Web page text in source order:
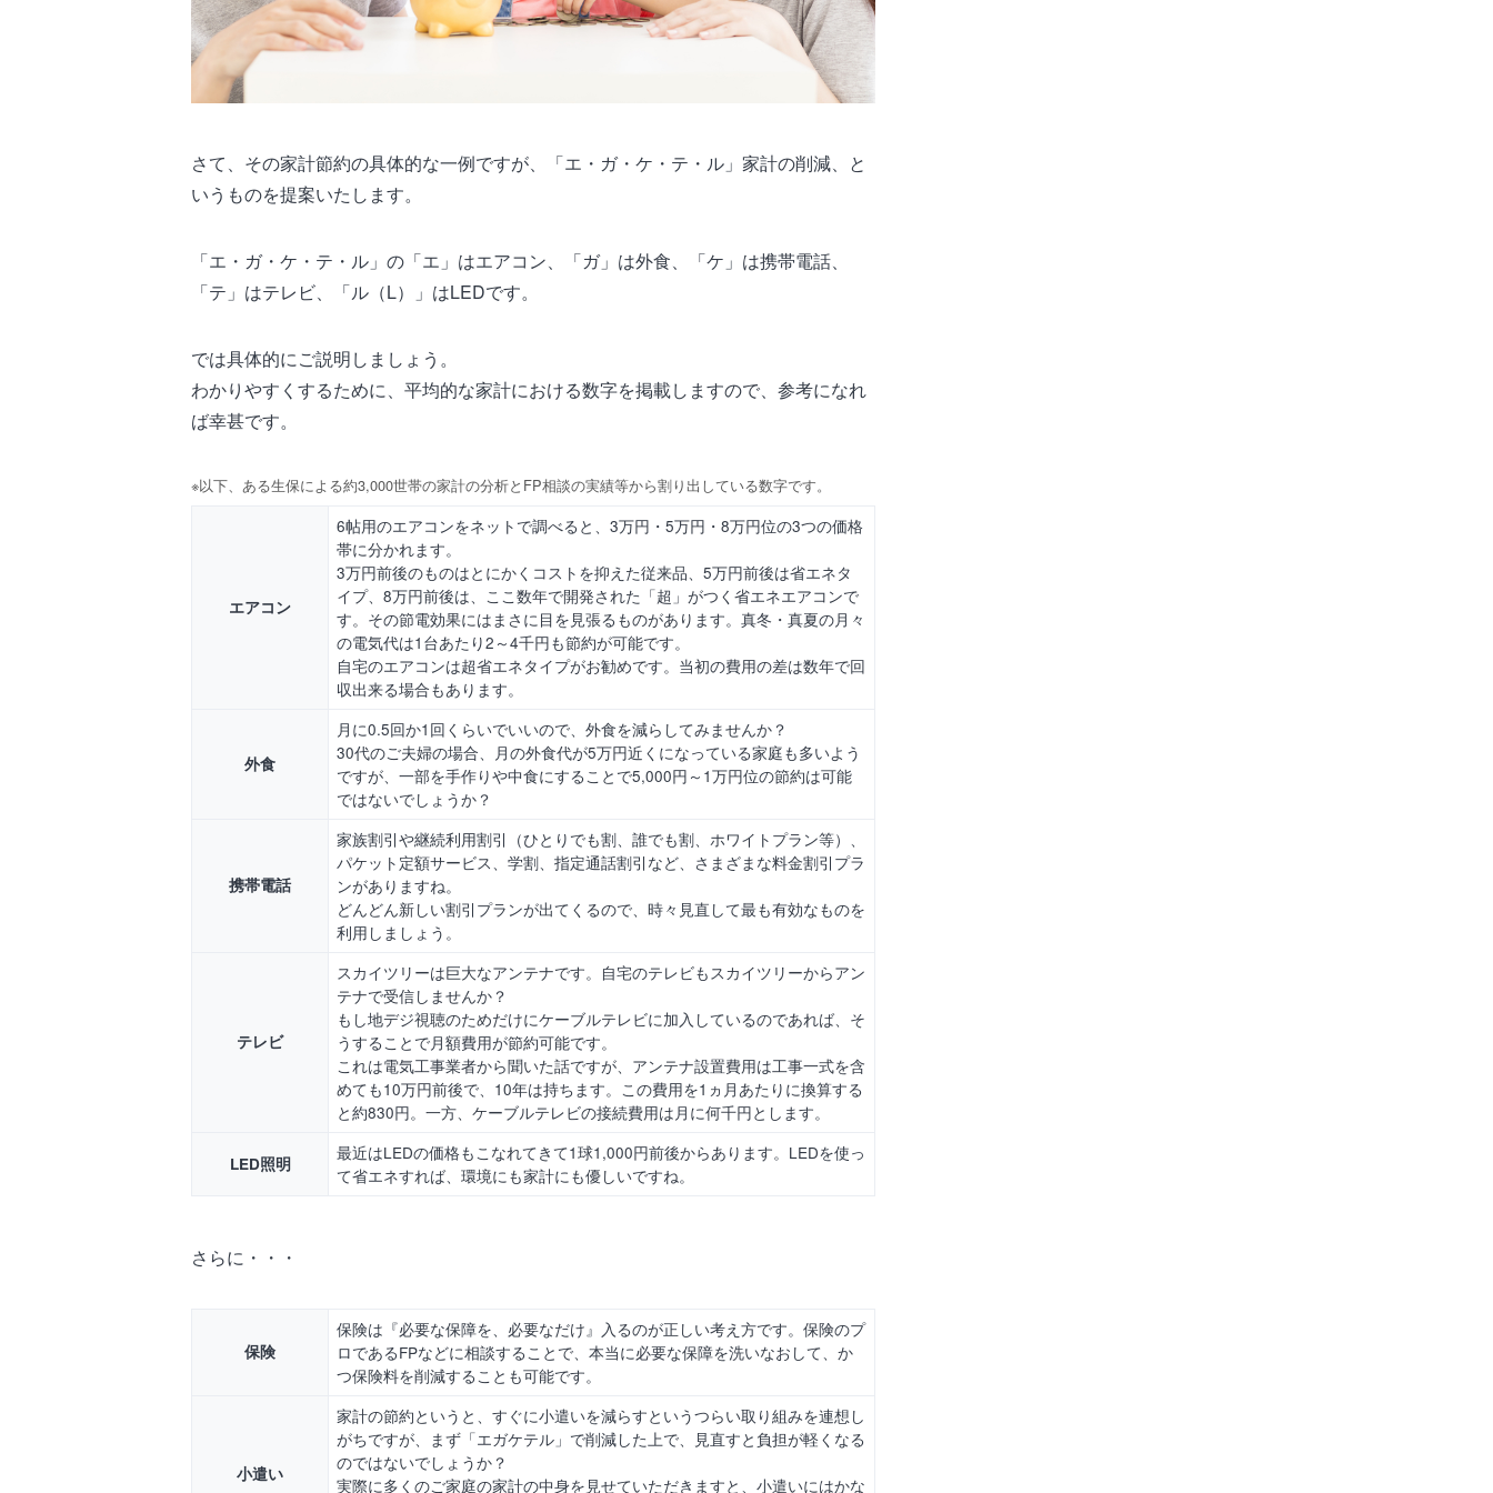
さて、その家計節約の具体的な一例ですが、「エ・ガ・ケ・テ・ル」家計の削減、と
いうものを提案いたします。
「エ・ガ・ケ・テ・ル」の「エ」はエアコン、「ガ」は外食、「ケ」は携帯電話、
「テ」はテレビ、「ル（L）」はLEDです。
では具体的にご説明しましょう。
わかりやすくするために、平均的な家計における数字を掲載しますので、参考になれ
ば幸甚です。
※以下、ある生保による約3,000世帯の家計の分析とFP相談の実績等から割り出している数字です。
エアコン
6帖用のエアコンをネットで調べると、3万円・5万円・8万円位の3つの価格
帯に分かれます。
3万円前後のものはとにかくコストを抑えた従来品、5万円前後は省エネタ
イプ、8万円前後は、ここ数年で開発された「超」がつく省エネエアコンで
す。その節電効果にはまさに目を見張るものがあります。真冬・真夏の月々
の電気代は1台あたり2～4千円も節約が可能です。
自宅のエアコンは超省エネタイプがお勧めです。当初の費用の差は数年で回
収出来る場合もあります。
外食
月に0.5回か1回くらいでいいので、外食を減らしてみませんか？
30代のご夫婦の場合、月の外食代が5万円近くになっている家庭も多いよう
ですが、一部を手作りや中食にすることで5,000円～1万円位の節約は可能
ではないでしょうか？
携帯電話
家族割引や継続利用割引（ひとりでも割、誰でも割、ホワイトプラン等）、
パケット定額サービス、学割、指定通話割引など、さまざまな料金割引プラ
ンがありますね。
どんどん新しい割引プランが出てくるので、時々見直して最も有効なものを
利用しましょう。
テレビ
スカイツリーは巨大なアンテナです。自宅のテレビもスカイツリーからアン
テナで受信しませんか？
もし地デジ視聴のためだけにケーブルテレビに加入しているのであれば、そ
うすることで月額費用が節約可能です。
これは電気工事業者から聞いた話ですが、アンテナ設置費用は工事一式を含
めても10万円前後で、10年は持ちます。この費用を1ヵ月あたりに換算する
と約830円。一方、ケーブルテレビの接続費用は月に何千円とします。
LED照明
最近はLEDの価格もこなれてきて1球1,000円前後からあります。LEDを使っ
て省エネすれば、環境にも家計にも優しいですね。
さらに・・・
保険
保険は『必要な保障を、必要なだけ』入るのが正しい考え方です。保険のプ
ロであるFPなどに相談することで、本当に必要な保障を洗いなおして、か
つ保険料を削減することも可能です。
小遣い
家計の節約というと、すぐに小遣いを減らすというつらい取り組みを連想し
がちですが、まず「エガケテル」で削減した上で、見直すと負担が軽くなる
のではないでしょうか？
実際に多くのご家庭の家計の中身を見せていただきますと、小遣いにはかな